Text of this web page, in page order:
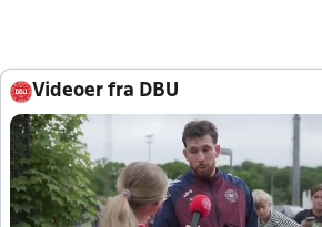
Videoer fra DBU